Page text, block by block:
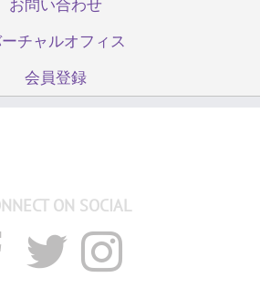
お問い合わせ
チャルオフィス
会員登録
ON SOCIAL